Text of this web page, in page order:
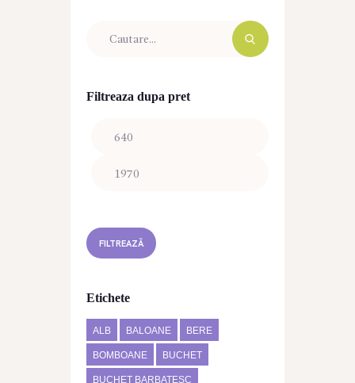
Filtreaza dupa pret
minim
FILTREAZĂ
Etichete
ALB BALOANE BERE
BOMBOANE BUCHET
BUCHET BARBATESC